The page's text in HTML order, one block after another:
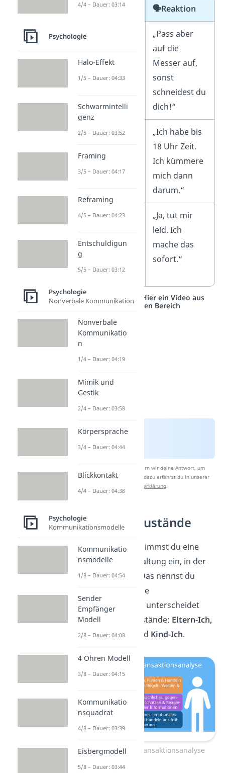
💥Stimulus 🗣️Reaktion
„Ich werde
aufräumen“
„Pass aber
auf die
Messer auf,
sonst
schneidest du
dich!“
„Die Küche ist
aufgeräumt.
Wann schaffst
„Ich habe bis
18 Uhr Zeit.
Ich kümmere
mich dann
darum.“
„Du hast schon
vergessen, die
Küche
aufzuräumen.“
„Ja, tut mir
leid. Ich
mache das
sofort.“
Studyflix vernetzt: Hier ein Video aus
einem anderen Bereich
Nach Beantwortung speichern wir deine Antwort, um
Studyflix zu verbessern. Mehr dazu erfährst du in unserer
Datenschutzerklärung.
Die drei Ich-Zustände
In jedem Gespräch nimmst du eine
bestimmte innere Haltung ein, in der
du kommunizierst. Das nennst du
. Die
Transaktionsanalyse unterscheidet
dabei drei dieser Zustände: Eltern-Ich,
Erwachsenen-Ich
und Kind-Ich.
Ich-Zustände der Transaktionsanalyse
4/4 – Dauer: 03:14
Psychologie
Halo-Effekt
1/5 – Dauer: 04:33
Schwarmintelli
genz
2/5 – Dauer: 03:52
Framing
3/5 – Dauer: 04:17
Reframing
4/5 – Dauer: 04:23
Entschuldigun
g
5/5 – Dauer: 03:12
Psychologie
Nonverbale Kommunikation
Nonverbale
Kommunikatio
n
1/4 – Dauer: 04:19
Mimik und
Gestik
2/4 – Dauer: 03:58
Körpersprache
3/4 – Dauer: 04:44
Blickkontakt
4/4 – Dauer: 04:38
Psychologie
Kommunikationsmodelle
Kommunikatio
nsmodelle
1/8 – Dauer: 04:54
Sender
Empfänger
Modell
2/8 – Dauer: 04:08
4 Ohren Modell
3/8 – Dauer: 04:15
Kommunikatio
nsquadrat
4/8 – Dauer: 03:39
Eisbergmodell
5/8 – Dauer: 03:44